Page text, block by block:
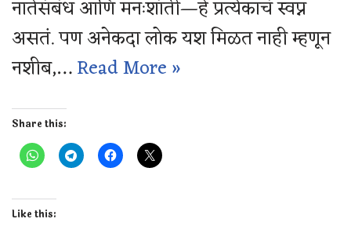
नातेसंबंध आणि मनःशांती—हे प्रत्येकाचं स्वप्न
असतं. पण अनेकदा लोक यश मिळत नाही म्हणून
नशीब,…Read More »
Share this:
Like this: